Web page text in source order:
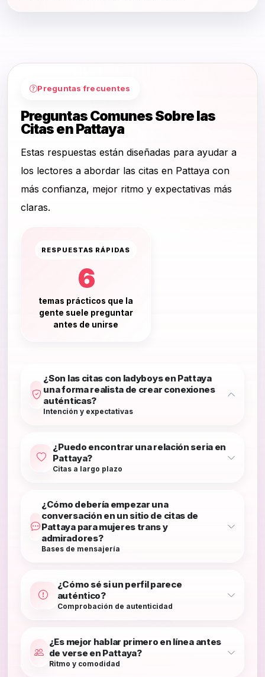
Preguntas frecuentes
Preguntas Comunes Sobre las
Citas en Pattaya
Estas respuestas están diseñadas para ayudar a
los lectores a abordar las citas en Pattaya con
más confianza, mejor ritmo y expectativas más
claras.
RESPUESTAS RÁPIDAS
6
temas prácticos que la
gente suele preguntar
antes de unirse
¿Son las citas con ladyboys en Pattaya
una forma realista de crear conexiones
auténticas?
Intención y expectativas
¿Puedo encontrar una relación seria en
Pattaya?
Citas a largo plazo
¿Cómo debería empezar una
conversación en un sitio de citas de
Pattaya para mujeres trans y
admiradores?
Bases de mensajería
¿Cómo sé si un perfil parece
auténtico?
Comprobación de autenticidad
¿Es mejor hablar primero en línea antes
de verse en Pattaya?
Ritmo y comodidad